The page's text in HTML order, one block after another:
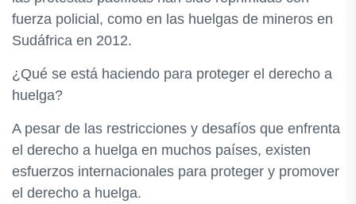
fuerza policial, como en las huelgas de mineros en
Sudáfrica en 2012.
¿Qué se está haciendo para proteger el derecho a
huelga?
A pesar de las restricciones y desafíos que enfrenta
el derecho a huelga en muchos países, existen
esfuerzos internacionales para proteger y promover
el derecho a huelga.